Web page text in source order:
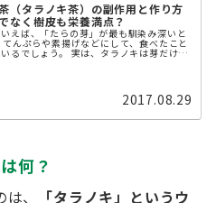
（タラノキ茶）の副作用と作り方
なく樹皮も栄養満点？
えば、「たらの芽」が最も馴染み深いと
てんぷらや素揚げなどにして、食べたこと
るでしょう。 実は、タラノキは芽だけじ
2017.08.29
何？
、
「タラノキ」というウ